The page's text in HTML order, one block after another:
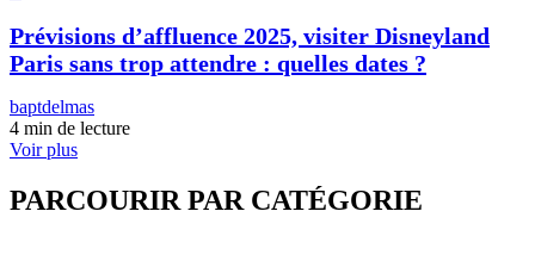
Prévisions d’affluence 2025, visiter Disneyland
Paris sans trop attendre : quelles dates ?
baptdelmas
4 min de lecture
Voir plus
PARCOURIR PAR CATÉGORIE